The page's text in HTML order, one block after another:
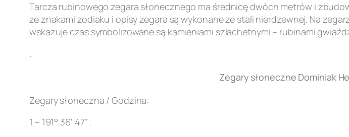
Tarcza rubinowego zegara słonecznego ma średnicę dwóch metrów i
ze znakami zodiaku i opisy zegara są wykonane ze stali nierdzewnej. Na
wskazuje czas symbolizowane są kamieniami szlachetnymi – rubinami
.
Zegary słoneczne Dominiak
Zegary słoneczna / Godzina:
1 – 191° 36’ 47” .